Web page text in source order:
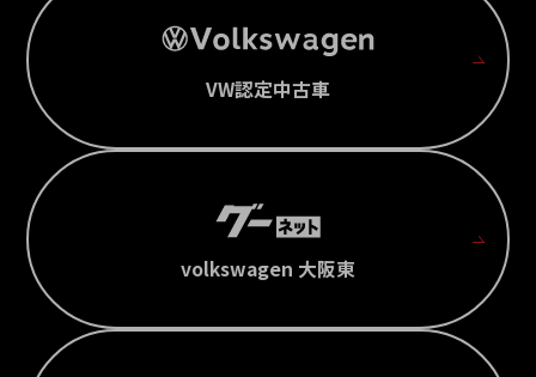
VW認定中古車
volkswagen 大阪東